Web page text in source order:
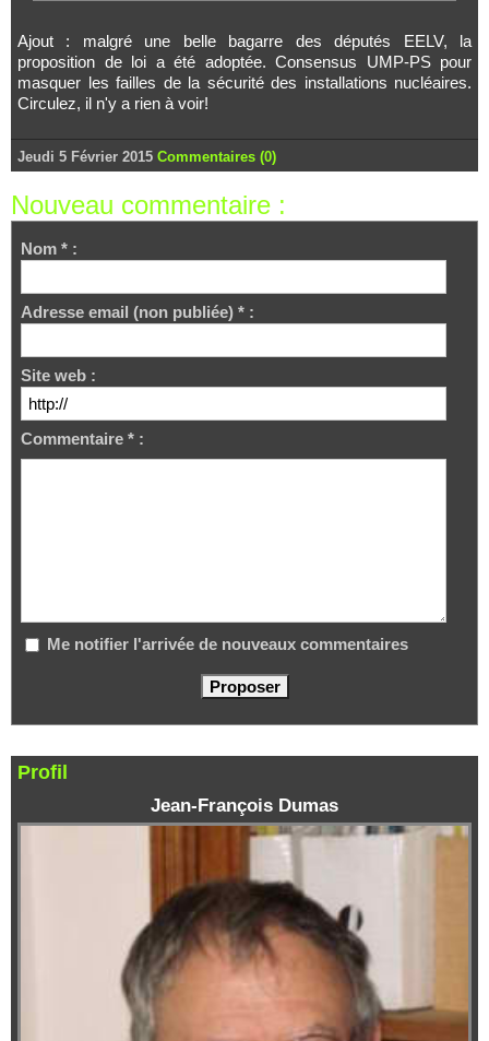
Ajout : malgré une belle bagarre des députés EELV, la
proposition de loi a été adoptée. Consensus UMP-PS pour
masquer les failles de la sécurité des installations nucléaires.
Circulez, il n'y a rien à voir!
Jeudi 5 Février 2015 Commentaires (0)
Nouveau commentaire :
Nom * :
Adresse email (non publiée) * :
Site web :
Commentaire * :
Me notifier l'arrivée de nouveaux commentaires
Profil
Jean-François Dumas